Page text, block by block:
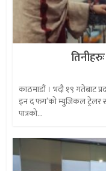
काठमाडौं । भदौ १९ गतेबाट
इन द फग’को म्युजिकल ट्रेलर
पात्रको...